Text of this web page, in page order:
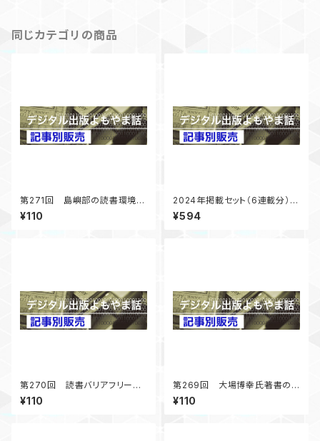
同じカテゴリの商品
第271回 島嶼部の読書環境調
査 まずは男木島図書館に行
く 「デジタル出版よもやま話」
¥110
2024年掲載セット（6連載分）
「デジタル出版よもやま話」
¥594
第270回 読書バリアフリー法
5年経過第二期基本計画準備
中 「デジタル出版よもやま話」
¥110
第269回 大場博幸氏著書の
社会的意義－図書館の書籍市
場への影響－ 「デジタル出版
よもやま話」 2024年10月号掲
¥110